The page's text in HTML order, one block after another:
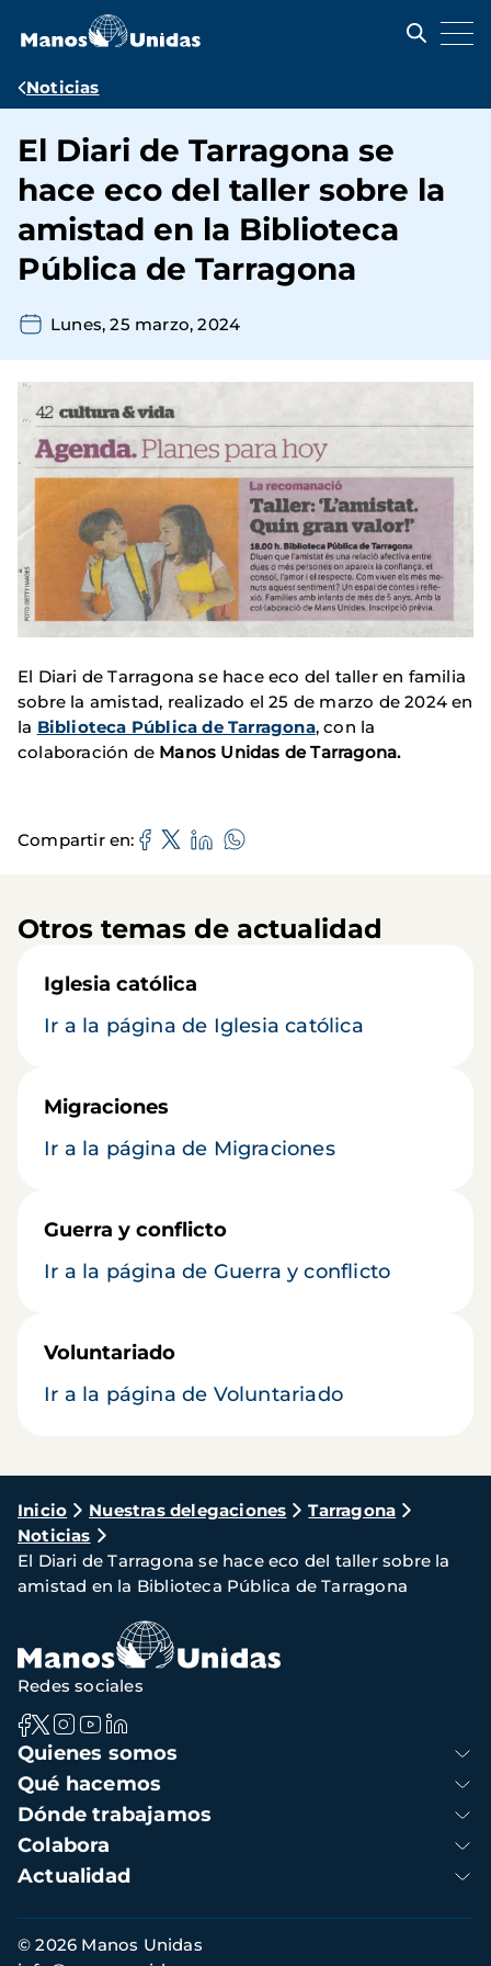
contenido
Ruta
navegación
Noticias
El Diari de Tarragona se
hace eco del taller sobre la
amistad en la Biblioteca
Pública de Tarragona
Lunes, 25 marzo, 2024
El Diari de Tarragona se hace eco del taller en familia
sobre la amistad, realizado el 25 de marzo de 2024 en
la Biblioteca Pública de Tarragona, con la
colaboración de Manos Unidas de Tarragona.
Compartir en
Otros temas de actualidad
Iglesia católica
Ir a la página de Iglesia católica
Migraciones
Ir a la página de Migraciones
Guerra y conflicto
Ir a la página de Guerra y conflicto
Voluntariado
Ir a la página de Voluntariado
Ruta
de
navegación
Inicio Nuestras delegaciones
Tarragona
Noticias
El Diari de Tarragona se hace eco del taller sobre la
amistad en la Biblioteca Pública de Tarragona
Navegación
principal
Quienes somos
Qué hacemos
Dónde trabajamos
Colabora
Actualidad
Redes sociales
Información
© 2026 Manos Unidas